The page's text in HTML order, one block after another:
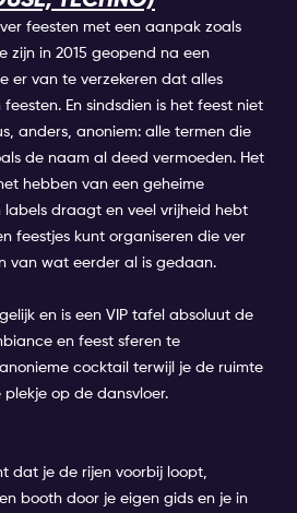
feesten met een aanpak zoals
zijn in 2015 geopend na een
er van te verzekeren dat alles
En sindsdien is het feest niet
anders, anoniem: alle termen die
de naam al deed vermoeden. Het
hebben van een geheime
draagt en veel vrijheid hebt
feestjes kunt organiseren die ver
van wat eerder al is gedaan.
en is een VIP tafel absoluut de
en feest sferen te
cocktail terwijl je de ruimte
op de dansvloer.
dat je de rijen voorbij loopt,
booth door je eigen gids en je in